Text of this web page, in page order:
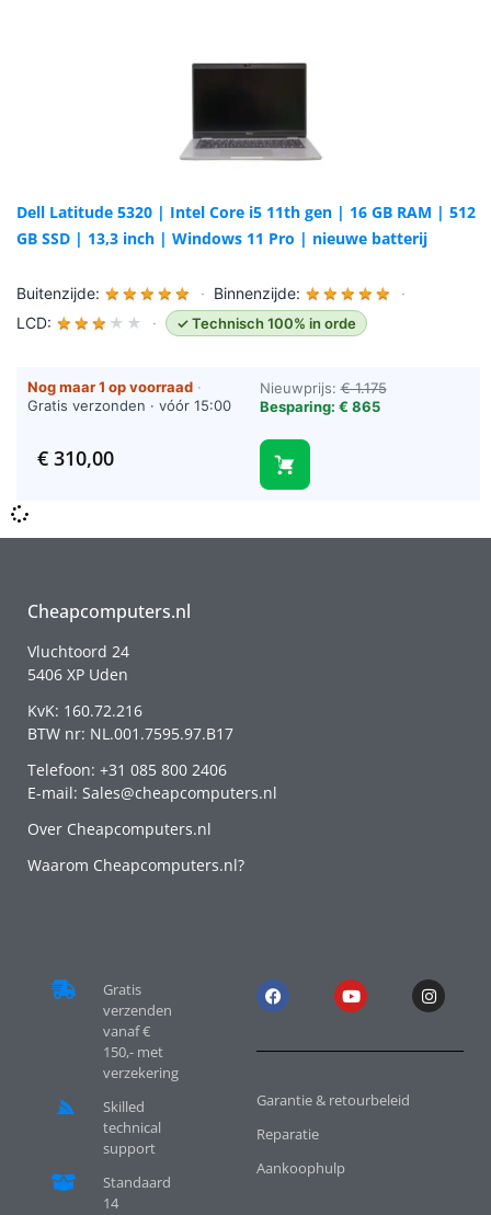
Dell Latitude 5320 | Intel Core i5 11th gen | 16 GB RAM | 512
GB SSD | 13,3 inch | Windows 11 Pro | nieuwe batterij
Buitenzijde: ★ ★ ★ ★ ★ · Binnenzijde: ★ ★ ★ ★ ★
·
LCD: ★ ★ ★ ★ ★ · ✓ Technisch 100% in orde
Nog maar 1 op voorraad ·
Gratis verzonden · vóór 15:00
Nieuwprijs:€ 1.175
Besparing: € 865
€310,00
Cheapcomputers.nl
Vluchtoord 24
5406 XP Uden
KvK: 160.72.216
BTW nr: NL.001.7595.97.B17
Telefoon: +31 085 800 2406
E-mail: Sales@cheapcomputers.nl
Over Cheapcomputers.nl
Waarom Cheapcomputers.nl?
Gratis
verzenden
vanaf €
150,- met
verzekering
Skilled
technical
support
Standaard
14
Garantie & retourbeleid
Reparatie
Aankoophulp